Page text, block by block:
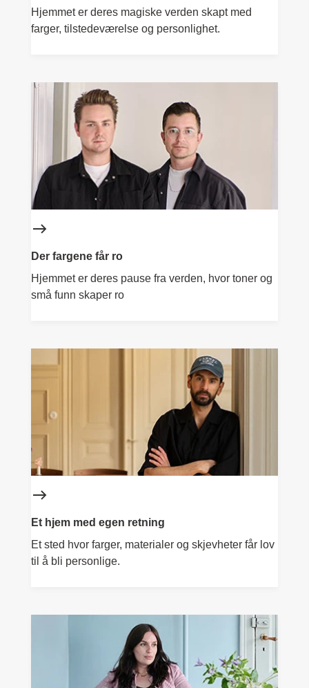
Hjemmet er deres magiske verden skapt med
farger, tilstedeværelse og personlighet.
Der fargene får ro
Hjemmet er deres pause fra verden, hvor toner og
små funn skaper ro
Et hjem med egen retning
Et sted hvor farger, materialer og skjevheter får lov
til å bli personlige.